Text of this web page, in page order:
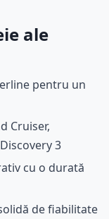
ale
pentru un
Cruiser,
3
cu o durată
de fiabilitate